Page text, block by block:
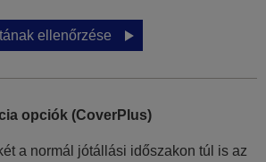
ellenőrzése
opciók (CoverPlus)
a normál jótállási időszakon túl is az